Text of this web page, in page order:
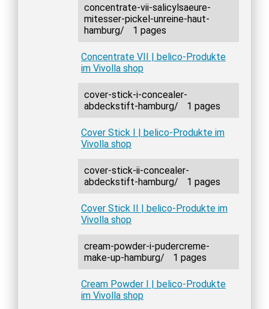
concentrate-vii-salicylsaeure-
mitesser-pickel-unreine-haut-
hamburg/
1 pages
Concentrate VII | belico-Produkte
im Vivolla shop
cover-stick-i-concealer-
abdeckstift-hamburg/
1 pages
Cover Stick I | belico-Produkte im
Vivolla shop
cover-stick-ii-concealer-
abdeckstift-hamburg/
1 pages
Cover Stick II | belico-Produkte im
Vivolla shop
cream-powder-i-pudercreme-
make-up-hamburg/
1 pages
Cream Powder I | belico-Produkte
im Vivolla shop